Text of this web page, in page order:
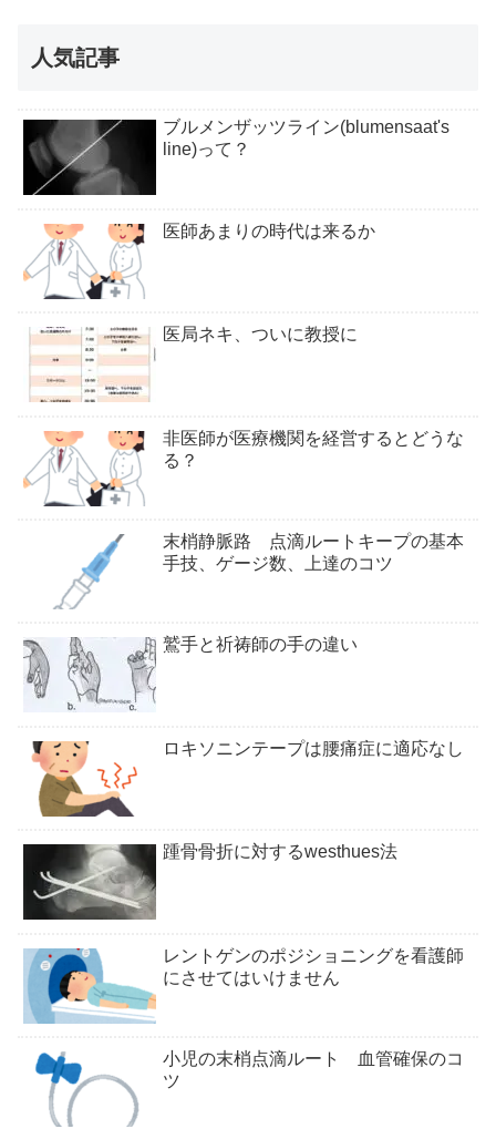
人気記事
ブルメンザッツライン(blumensaat's
line)って？
医師あまりの時代は来るか
医局ネキ、ついに教授に
非医師が医療機関を経営するとどうな
る？
末梢静脈路 点滴ルートキープの基本
手技、ゲージ数、上達のコツ
鷲手と祈祷師の手の違い
ロキソニンテープは腰痛症に適応なし
踵骨骨折に対するwesthues法
レントゲンのポジショニングを看護師
にさせてはいけません
小児の末梢点滴ルート 血管確保のコ
ツ